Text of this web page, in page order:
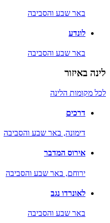
באר שבע והסביבה
לונדע
באר שבע והסביבה
לינה באיזור
לכל מקומות הלינה
דרכים
דימונה, באר שבע והסביבה
אירוס המדבר
ירוחם, באר שבע והסביבה
לאונרדו נגב
באר שבע והסביבה